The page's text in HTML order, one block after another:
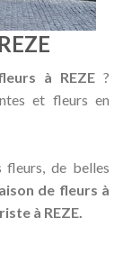
à REZE ?
et fleurs en
fleurs, de belles
de fleurs à
à REZE.